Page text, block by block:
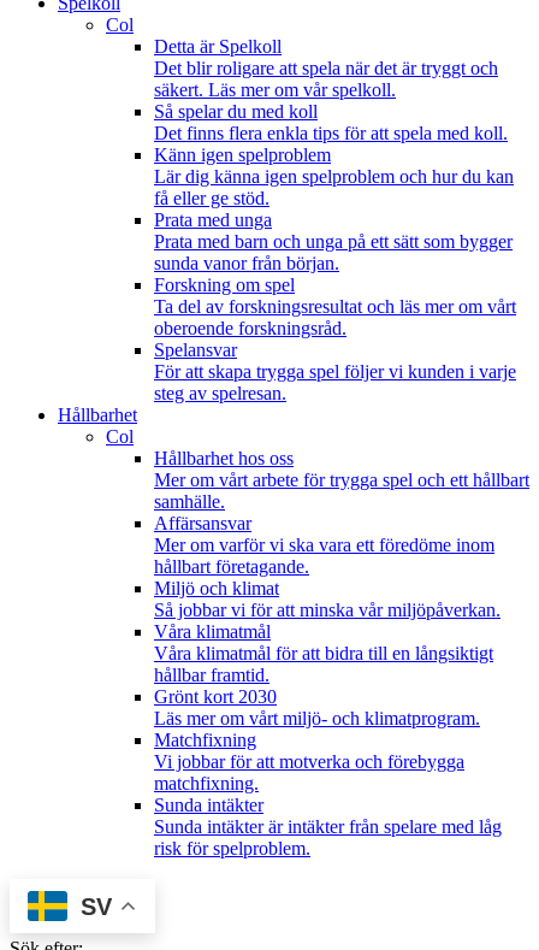
Col
Detta är Spelkoll
Det blir roligare att spela när det är tryggt och
säkert. Läs mer om vår spelkoll.
Så spelar du med koll
Det finns flera enkla tips för att spela med koll.
Känn igen spelproblem
Lär dig känna igen spelproblem och hur du kan
få eller ge stöd.
Prata med unga
Prata med barn och unga på ett sätt som bygger
sunda vanor från början.
Forskning om spel
Ta del av forskningsresultat och läs mer om vårt
oberoende forskningsråd.
Spelansvar
För att skapa trygga spel följer vi kunden i varje
steg av spelresan.
Hållbarhet
Col
Hållbarhet hos oss
Mer om vårt arbete för trygga spel och ett hållbart
samhälle.
Affärsansvar
Mer om varför vi ska vara ett föredöme inom
hållbart företagande.
Miljö och klimat
Så jobbar vi för att minska vår miljöpåverkan.
Våra klimatmål
Våra klimatmål för att bidra till en långsiktigt
hållbar framtid.
Grönt kort 2030
Läs mer om vårt miljö- och klimatprogram.
Matchfixning
Vi jobbar för att motverka och förebygga
matchfixning.
Sunda intäkter
Sunda intäkter är intäkter från spelare med låg
risk för spelproblem.
SV